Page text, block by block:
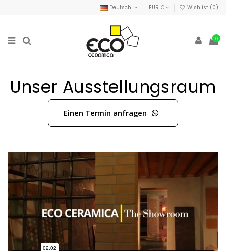
Deutsch EUR € Wishlist (0)
0
Unser Ausstellungsraum
Einen Termin anfragen